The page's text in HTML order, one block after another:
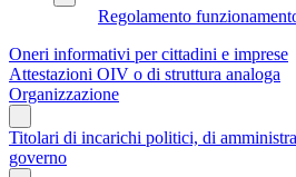
Regolamento
Oneri informativi per cittadini e imprese
Attestazioni OIV o di struttura analoga
Organizzazione
Titolari di incarichi politici, di
governo